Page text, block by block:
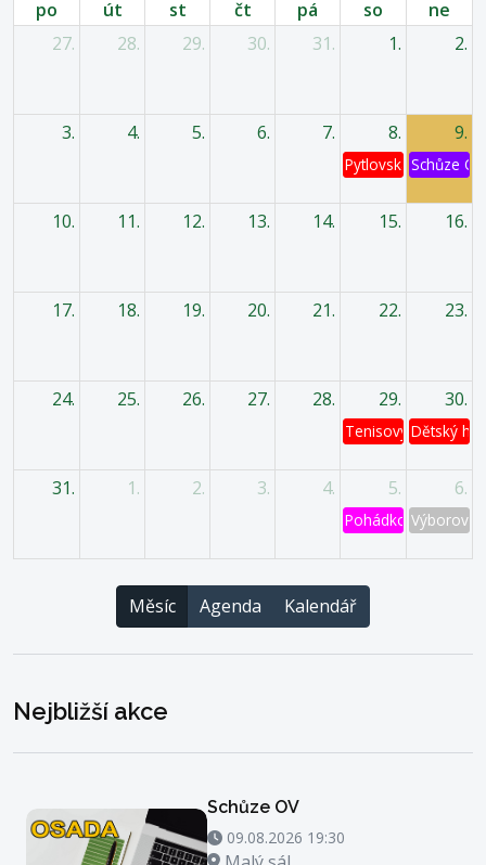
po út st čt pá so
ne
27.
28. 29. 30. 31. 1. 2.
3. 4. 5. 6. 7. 8.
Pytlovská káď
9.
Schůze OV
10. 11. 12. 13. 14. 15. 16.
17. 18. 19. 20. 21. 22. 23.
24. 25. 26. 27. 28. 29.
Tenisový turnaj
30.
Dětský
31. 1. 2. 3. 4. 5.
Pohádkový les
6.
Výborová
Měsíc Agenda Kalendář
Nejbližší akce
Schůze OV
09.08.2026 19:30 - 09.08.2026 20:30
09.08.2026 19:30